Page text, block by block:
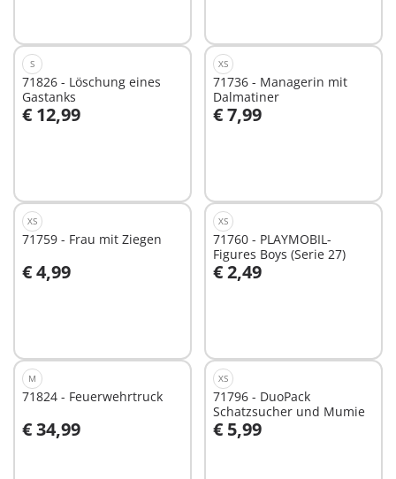
S
71826 - Löschung eines
Gastanks
€ 12,99
In den Warenkorb
XS
71736 - Managerin mit
Dalmatiner
€ 7,99
In den Warenkorb
XS
71759 - Frau mit Ziegen
€ 4,99
In den Warenkorb
XS
71760 - PLAYMOBIL-
Figures Boys (Serie 27)
€ 2,49
In den Warenkorb
M
71824 - Feuerwehrtruck
€ 34,99
In den Warenkorb
XS
71796 - DuoPack
Schatzsucher und Mumie
€ 5,99
In den Warenkorb